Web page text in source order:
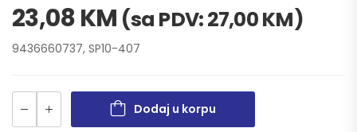
23,08KM (sa PDV:27,00KM)
9436660737, SP10-407
Dodaj u korpu